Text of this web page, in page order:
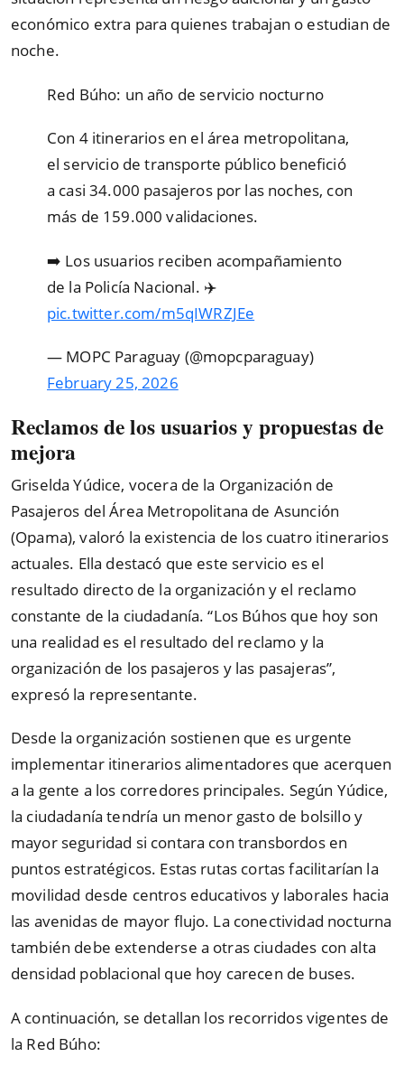
económico extra para quienes trabajan o estudian de
noche.
Red Búho: un año de servicio nocturno
Con 4 itinerarios en el área metropolitana,
el servicio de transporte público benefició
a casi 34.000 pasajeros por las noches, con
más de 159.000 validaciones.
➡️ Los usuarios reciben acompañamiento
de la Policía Nacional. ‍✈️
pic.twitter.com/m5qIWRZJEe
— MOPC Paraguay (@mopcparaguay)
February 25, 2026
Reclamos de los usuarios y propuestas de
mejora
Griselda Yúdice, vocera de la Organización de
Pasajeros del Área Metropolitana de Asunción
(Opama), valoró la existencia de los cuatro itinerarios
actuales. Ella destacó que este servicio es el
resultado directo de la organización y el reclamo
constante de la ciudadanía. “Los Búhos que hoy son
una realidad es el resultado del reclamo y la
organización de los pasajeros y las pasajeras”,
expresó la representante.
Desde la organización sostienen que es urgente
implementar itinerarios alimentadores que acerquen
a la gente a los corredores principales. Según Yúdice,
la ciudadanía tendría un menor gasto de bolsillo y
mayor seguridad si contara con transbordos en
puntos estratégicos. Estas rutas cortas facilitarían la
movilidad desde centros educativos y laborales hacia
las avenidas de mayor flujo. La conectividad nocturna
también debe extenderse a otras ciudades con alta
densidad poblacional que hoy carecen de buses.
A continuación, se detallan los recorridos vigentes de
la Red Búho: